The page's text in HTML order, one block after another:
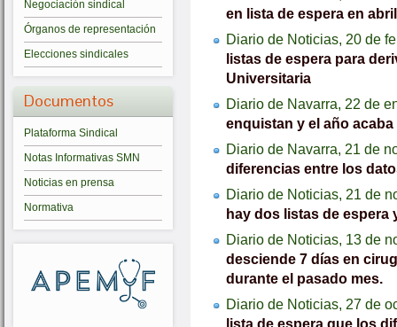
Negociación sindical
Órganos de representación
Elecciones sindicales
Documentos
Plataforma Sindical
Notas Informativas SMN
Noticias en prensa
Normativa
en lista de espera en abril
Diario de Noticias, 20 de
listas de espera para
Universitaria
Diario de Navarra, 22 de
enquistan y el año
Diario de Navarra, 21 de
diferencias entre los
Diario de Noticias, 21 de
hay dos listas de espera
Diario de Noticias, 13 de
desciende 7 días en
durante el pasado mes.
Diario de Noticias, 27 de
lista de espera que los